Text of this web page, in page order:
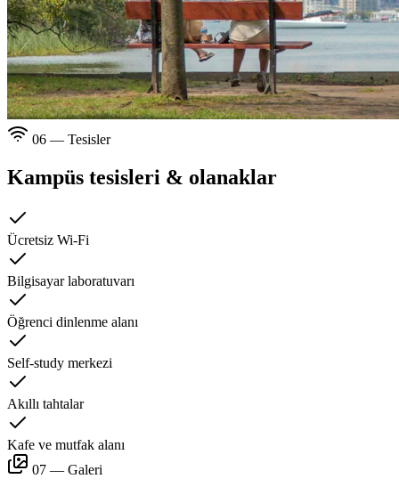
06 — Tesisler
Kampüs tesisleri & olanaklar
Ücretsiz Wi-Fi
Bilgisayar laboratuvarı
Öğrenci dinlenme alanı
Self-study merkezi
Akıllı tahtalar
Kafe ve mutfak alanı
07 — Galeri